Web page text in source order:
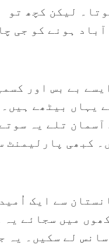
لیکن کچھ تو
ہونے کو جی
بے بس اور
یہاں بیٹھے
آسمان تلے یہ
کبھی پارلیمنٹ
سے ایک
میں سجائے یہ
لے سکیں۔ یہ